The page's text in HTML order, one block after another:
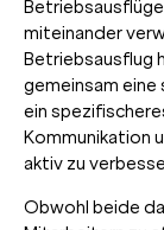
miteinander
Betriebsausflug
gemeinsam eine
ein
Kommunikation
aktiv zu
Obwohl beide